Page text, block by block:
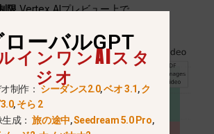
限Vertex AIプレビュー上で。.
ローバルGPT
インワンAIスタ
ジオ
オ制作：シーダンス2.0,ベオ 3.1,ク
,そら 2
生成：旅の途中,Seedream 5.0 Pro,